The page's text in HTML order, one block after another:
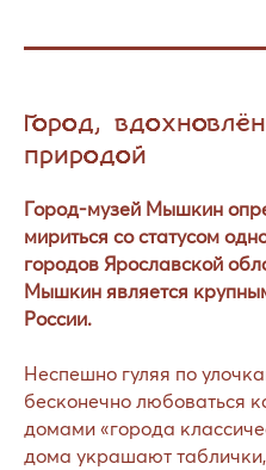
Город,
природой
Город-музей Мышкин
мириться со статусом
городов Ярославской
Мышкин является
России.
Неспешно гуляя по
бесконечно любоваться
домами «города
дома украшают